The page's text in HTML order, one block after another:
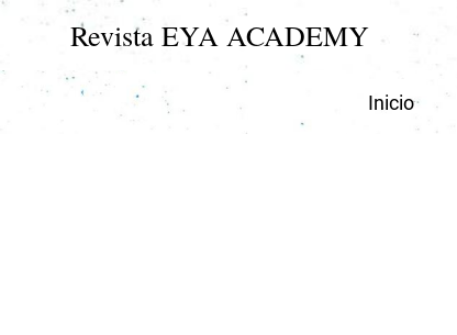
Revista EYA ACADEMY
Inicio